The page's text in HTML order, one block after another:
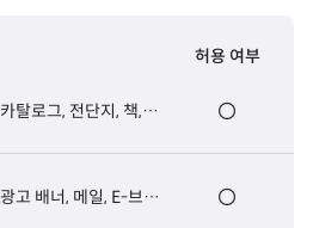
허용 여부
탈로그, 전단지, 책,
고 배너, 메일, E-브로